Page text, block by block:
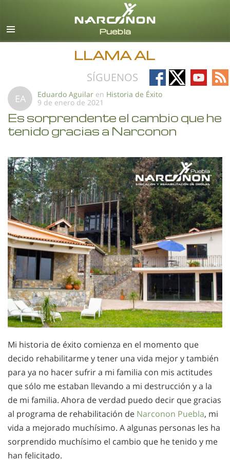
Español
Todas las Regiones/Idiomas
LLAMA AL
SÍGUENOS
Follow
on
Follow
on
Follow
on
on
EA Eduardo Aguilar en Historia de Éxito
9 de enero de 2021
Es sorprendente el cambio que he
tenido gracias a Narconon
Mi historia de éxito comienza en el momento que
decido rehabilitarme y tener una vida mejor y también
para ya no hacer sufrir a mi familia con mis actitudes
que sólo me estaban llevando a mi destrucción y a la
de mi familia. Ahora de verdad puedo decir que gracias
al programa de rehabilitación de Narconon Puebla, mi
vida a mejorado muchísimo. A algunas personas les ha
sorprendido muchísimo el cambio que he tenido y me
han felicitado.